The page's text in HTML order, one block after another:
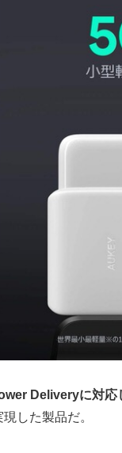
Deliveryに対応
した製品だ。